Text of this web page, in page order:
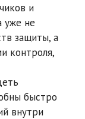
и
уже не
защиты, а
контроля,
быстро
внутри